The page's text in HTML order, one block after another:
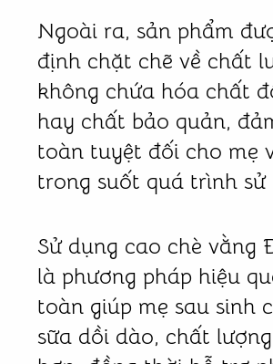
Ngoài ra, sản phẩm
định chặt chẽ về chất
không chứa hóa chất
hay chất bảo quản,
toàn tuyệt đối cho mẹ
trong suốt quá trình sử
Sử dụng cao chè vằng
là phương pháp hiệu
toàn giúp mẹ sau sinh
sữa dồi dào, chất